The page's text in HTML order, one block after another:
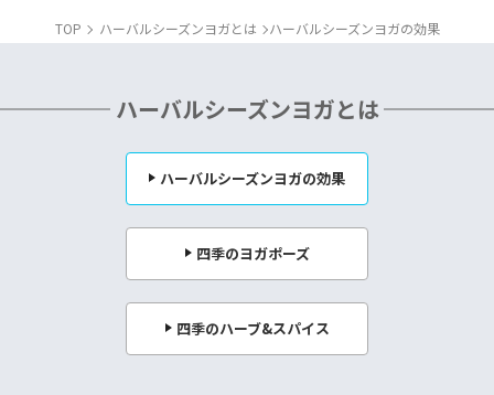
TOP ハーバルシーズンヨガとは ハーバルシーズンヨガの効果
ハーバルシーズンヨガとは
ハーバルシーズンヨガの効果
四季のヨガポーズ
四季のハーブ&スパイス